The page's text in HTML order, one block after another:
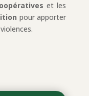
et les
pour apporter